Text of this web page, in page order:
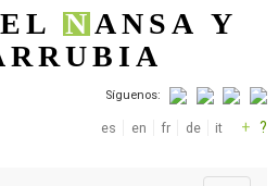
principal
NANSA Y
Síguenos:
es en fr de it + ?